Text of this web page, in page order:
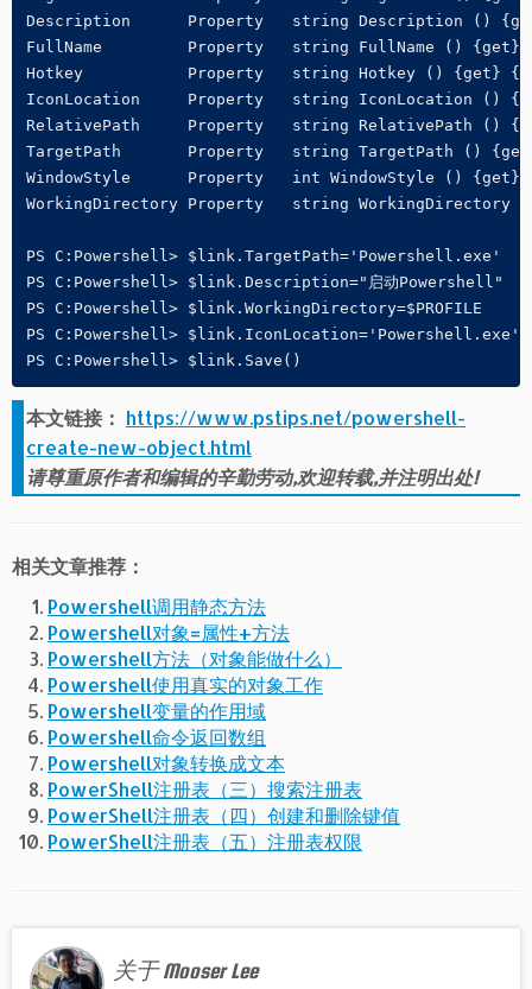
Description      Property   string Description ()
FullName         Property   string FullName () {get}
Hotkey           Property   string Hotkey () {get}
IconLocation     Property   string IconLocation ()
RelativePath     Property   string RelativePath ()
TargetPath       Property   string TargetPath ()
WindowStyle      Property   int WindowStyle () {get}
WorkingDirectory Property   string
PS C:Powershell> $link.TargetPath='Powershell.exe'
PS C:Powershell> $link.Description="启动Powershell"
PS C:Powershell> $link.WorkingDirectory=$PROFILE
PS C:Powershell> $link.IconLocation='Powershell.exe'
PS C:Powershell> $link.Save()
本文链接： https://www.pstips.net/powershell-
create-new-object.html
请尊重原作者和编辑的辛勤劳动,欢迎转载,并注明出处!
相关文章推荐：
Powershell调用静态方法
Powershell对象=属性+方法
Powershell方法（对象能做什么）
Powershell使用真实的对象工作
Powershell变量的作用域
Powershell命令返回数组
Powershell对象转换成文本
PowerShell注册表（三）搜索注册表
PowerShell注册表（四）创建和删除键值
PowerShell注册表（五）注册表权限
关于 Mooser Lee